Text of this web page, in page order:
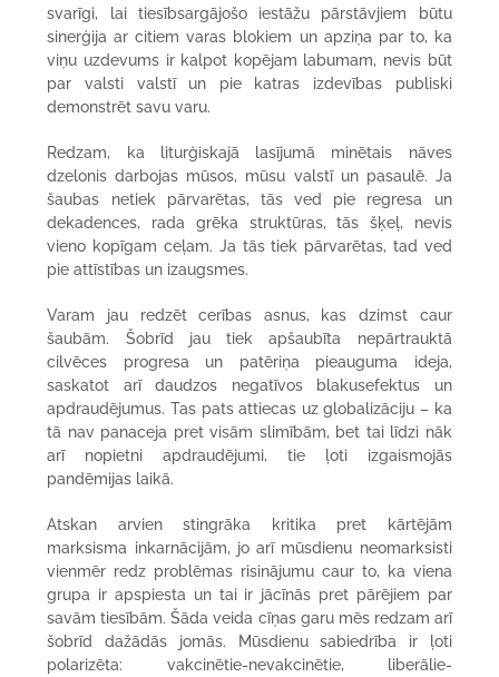
svarīgi, lai tiesībsargājošo iestāžu pārstāvjiem būtu
sinerģija ar citiem varas blokiem un apziņa par to, ka
viņu uzdevums ir kalpot kopējam labumam, nevis būt
par valsti valstī un pie katras izdevības publiski
demonstrēt savu varu.
Redzam, ka liturģiskajā lasījumā minētais nāves
dzelonis darbojas mūsos, mūsu valstī un pasaulē. Ja
šaubas netiek pārvarētas, tās ved pie regresa un
dekadences, rada grēka struktūras, tās šķeļ, nevis
vieno kopīgam ceļam. Ja tās tiek pārvarētas, tad ved
pie attīstības un izaugsmes.
Varam jau redzēt cerības asnus, kas dzimst caur
šaubām. Šobrīd jau tiek apšaubīta nepārtrauktā
cilvēces progresa un patēriņa pieauguma ideja,
saskatot arī daudzos negatīvos blakusefektus un
apdraudējumus. Tas pats attiecas uz globalizāciju – ka
tā nav panaceja pret visām slimībām, bet tai līdzi nāk
arī nopietni apdraudējumi, tie ļoti izgaismojās
pandēmijas laikā.
Atskan arvien stingrāka kritika pret kārtējām
marksisma inkarnācijām, jo arī mūsdienu neomarksisti
vienmēr redz problēmas risinājumu caur to, ka viena
grupa ir apspiesta un tai ir jācīnās pret pārējiem par
savām tiesībām. Šāda veida cīņas garu mēs redzam arī
šobrīd dažādās jomās. Mūsdienu sabiedrība ir ļoti
polarizēta: vakcinētie-nevakcinētie, liberālie-